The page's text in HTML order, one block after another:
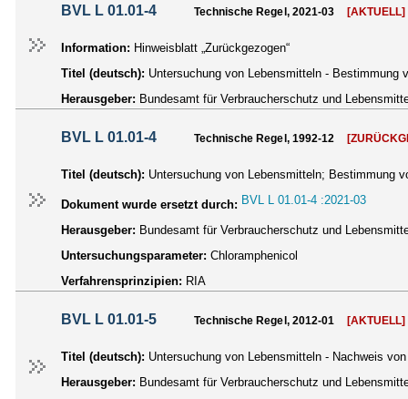
BVL L 01.01-4 Technische Regel, 2021-03 [AKTUELL]
Information: Hinweisblatt „Zurückgezogen“
Titel (deutsch): Untersuchung von Lebensmitteln - Bestimmung
Herausgeber: Bundesamt für Verbraucherschutz und
BVL L 01.01-4 Technische Regel, 1992-12
Titel (deutsch): Untersuchung von Lebensmitteln; Bestimmung
Dokument wurde ersetzt durch: BVL L 01.01-4 :2021-03
Herausgeber: Bundesamt für Verbraucherschutz und
Untersuchungsparameter: Chloramphenicol
Verfahrensprinzipien: RIA
BVL L 01.01-5 Technische Regel, 2012-01 [AKTUELL]
Titel (deutsch): Untersuchung von Lebensmitteln - Nachweis
Herausgeber: Bundesamt für Verbraucherschutz und